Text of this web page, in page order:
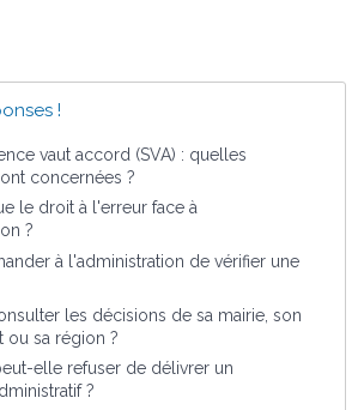
!
vaut accord (SVA) : quelles
concernées ?
le droit à l'erreur face à
?
à l'administration de vérifier une
les décisions de sa mairie, son
ou sa région ?
elle refuser de délivrer un
?